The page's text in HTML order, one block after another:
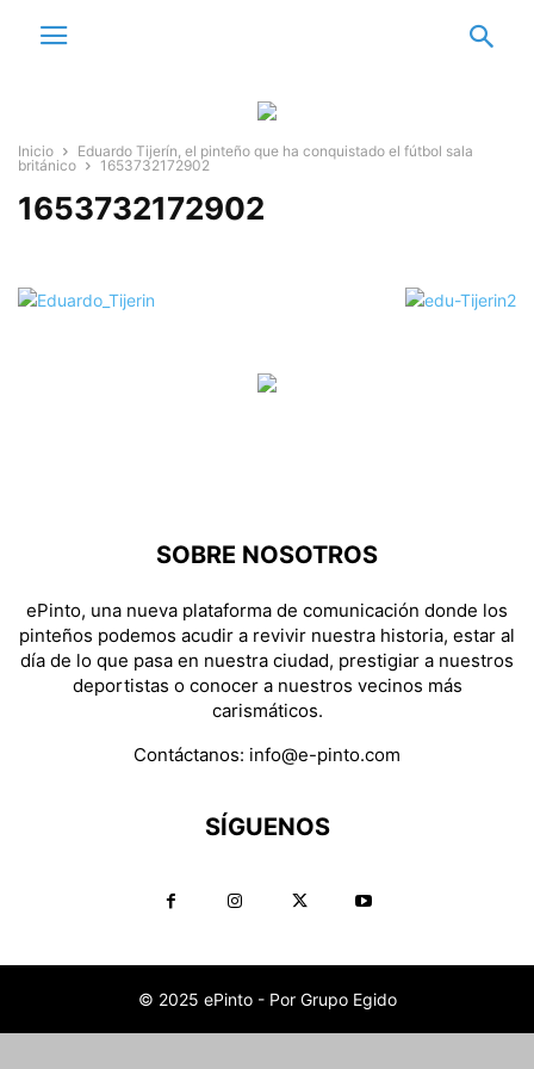
Inicio
Eduardo Tijerín, el pinteño que ha conquistado el fútbol sala
británico
1653732172902
1653732172902
SOBRE NOSOTROS
ePinto, una nueva plataforma de comunicación donde los
pinteños podemos acudir a revivir nuestra historia, estar al
día de lo que pasa en nuestra ciudad, prestigiar a nuestros
deportistas o conocer a nuestros vecinos más
carismáticos.
Contáctanos: info@e-pinto.com
SÍGUENOS
© 2025 ePinto - Por Grupo Egido